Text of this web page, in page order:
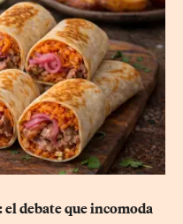
debate que incomoda